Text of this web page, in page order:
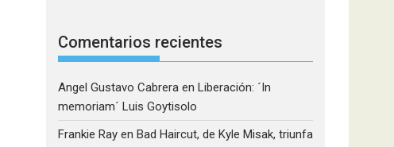
Comentarios recientes
Angel Gustavo Cabrera en Liberación: ´In
memoriam´ Luis Goytisolo
Frankie Ray en Bad Haircut, de Kyle Misak, triunfa